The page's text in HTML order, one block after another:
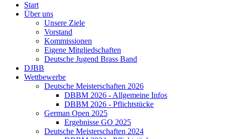
Start
Über uns
Unsere Ziele
Vorstand
Kommissionen
Eigene Mitgliedschaften
Deutsche Jugend Brass Band
DJBB
Wettbewerbe
Deutsche Meisterschaften 2026
DBBM 2026 - Allgemeine Infos
DBBM 2026 - Pflichtstücke
German Open 2025
Ergebnisse GO 2025
Deutsche Meisterschaften 2024